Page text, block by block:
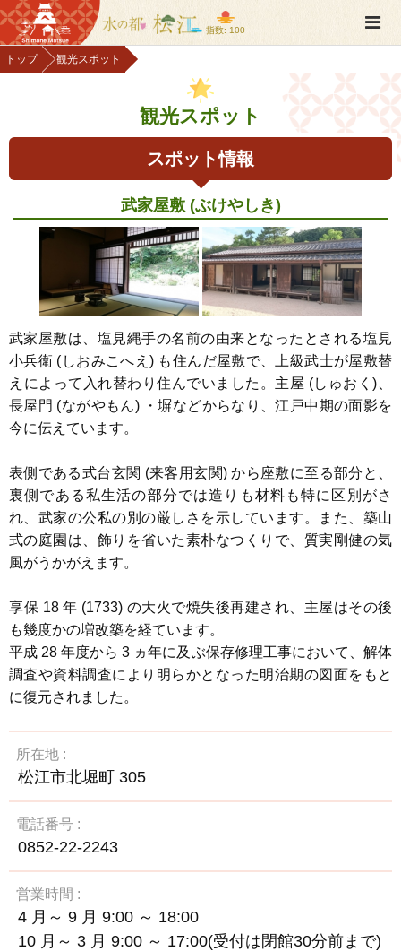
指数: 100
トップ 観光スポット
観光スポット
スポット情報
武家屋敷 (ぶけやしき)
武家屋敷は、塩見縄手の名前の由来となったとされる塩見
小兵衛 (しおみこへえ) も住んだ屋敷で、上級武士が屋敷替
えによって入れ替わり住んでいました。主屋 (しゅおく)、
長屋門 (ながやもん) ・塀などからなり、江戸中期の面影を
今に伝えています。
表側である式台玄関 (来客用玄関) から座敷に至る部分と、
裏側である私生活の部分では造りも材料も特に区別がさ
れ、武家の公私の別の厳しさを示しています。また、築山
式の庭園は、飾りを省いた素朴なつくりで、質実剛健の気
風がうかがえます。
享保 18 年 (1733) の大火で焼失後再建され、主屋はその後
も幾度かの増改築を経ています。
平成 28 年度から 3 ヵ年に及ぶ保存修理工事において、解体
調査や資料調査により明らかとなった明治期の図面をもと
に復元されました。
所在地
松江市北堀町 305
電話番号
0852-22-2243
営業時間
4 月～ 9 月 9:00 ～ 18:00
10 月～ 3 月 9:00 ～ 17:00(受付は閉館30分前まで)